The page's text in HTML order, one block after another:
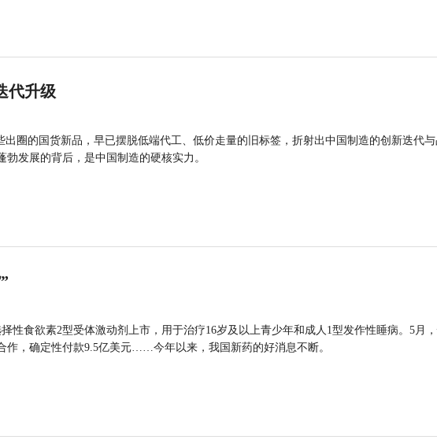
代升级
出圈的国货新品，早已摆脱低端代工、低价走量的旧标签，折射出中国制造的创新迭代
发展的背后，是中国制造的硬核实力。
性食欲素2型受体激动剂上市，用于治疗16岁及以上青少年和成人1型发作性睡病。5月
作，确定性付款9.5亿美元……今年以来，我国新药的好消息不断。